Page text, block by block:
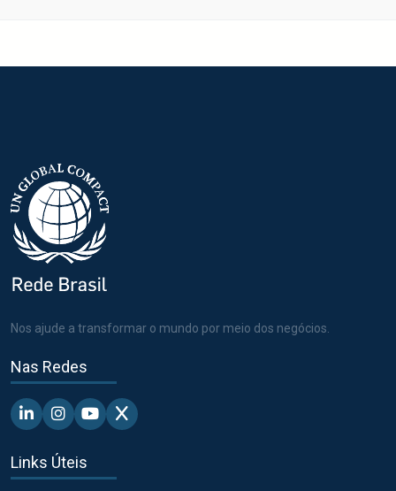
Nos ajude a transformar o mundo por meio dos negócios.
Nas Redes
Linkedin - Pacto Global BR
Instagram - Pacto Global BR
Youtube - Pacto Global BR
X - Pacto Global BR
Links Úteis